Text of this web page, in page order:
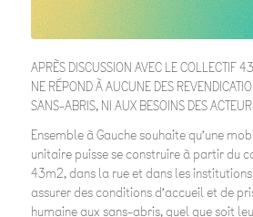
APRÈS DISCUSSION AVEC LE COLLECTIF
NE RÉPOND À AUCUNE DES
SANS-ABRIS, NI AUX BESOINS DES
Ensemble à Gauche souhaite qu’une
unitaire puisse se construire à partir du
43m2, dans la rue et dans les
assurer des conditions d’accueil et de
humaine aux sans-abris, quel que soit